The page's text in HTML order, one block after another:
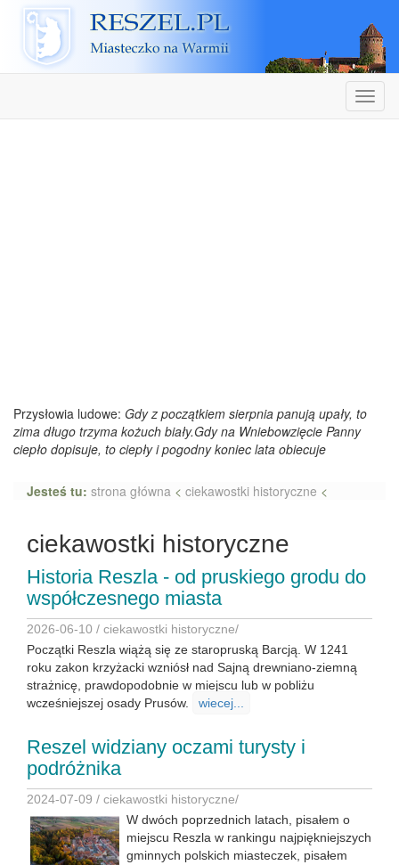
Reszel
Przysłowia ludowe: Gdy z początkiem sierpnia panują upały, to
zima długo trzyma kożuch biały.Gdy na Wniebowzięcie Panny
ciepło dopisuje, to ciepły i pogodny koniec lata obiecuje
Jesteś tu: strona główna < ciekawostki historyczne <
ciekawostki historyczne
Historia Reszla - od pruskiego grodu do
współczesnego miasta
2026-06-10 / ciekawostki historyczne/
Początki Reszla wiążą się ze staropruską Barcją. W 1241
roku zakon krzyżacki wzniósł nad Sajną drewniano-ziemną
strażnicę, prawdopodobnie w miejscu lub w pobliżu
wcześniejszej osady Prusów.
wiecej...
Reszel widziany oczami turysty i
podróżnika
2024-07-09 / ciekawostki historyczne/
W dwóch poprzednich latach, pisałem o
miejscu Reszla w rankingu najpiękniejszych
gminnych polskich miasteczek, pisałem